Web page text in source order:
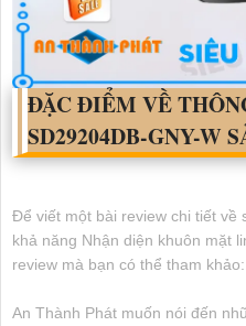
ĐẶC ĐIỂM VỀ
SD29204DB-GNY-W
Để viết một bài review chi tiết về
khả năng Nhận diện khuôn mặt
review mà bạn có thể tham khảo:
An Thành Phát muốn nói đến